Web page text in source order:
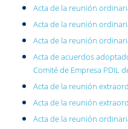
Acta de la reunión
Acta de la reunión
Acta de la reunión
Acta de acuerdos
Comité de Empresa PDIL
Acta de la reunión
Acta de la reunión
Acta de la reunión